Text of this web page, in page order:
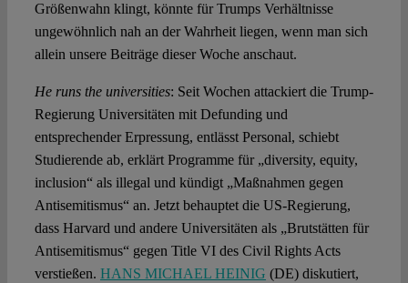
Größenwahn klingt, könnte für Trumps Verhältnisse
ungewöhnlich nah an der Wahrheit liegen, wenn man sich
allein unsere Beiträge dieser Woche anschaut.
He runs the universities: Seit Wochen attackiert die Trump-
Regierung Universitäten mit Defunding und
entsprechender Erpressung, entlässt Personal, schiebt
Studierende ab, erklärt Programme für „diversity, equity,
inclusion“ als illegal und kündigt „Maßnahmen gegen
Antisemitismus“ an. Jetzt behauptet die US-Regierung,
dass Harvard und andere Universitäten als „Brutstätten für
Antisemitismus“ gegen Title VI des Civil Rights Acts
verstießen. HANS MICHAEL HEINIG (DE) diskutiert,